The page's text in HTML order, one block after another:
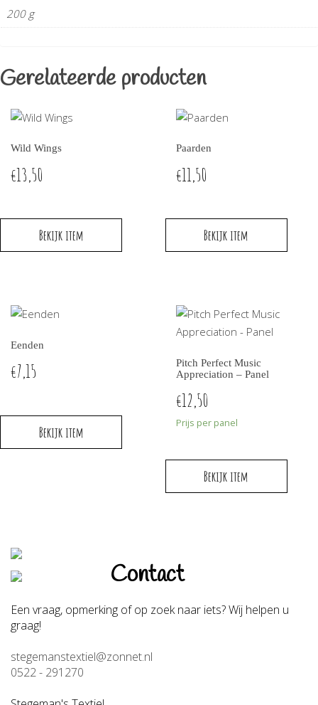
200 g
Gerelateerde producten
Wild Wings
€13,50
Bekijk item
Paarden
€11,50
Bekijk item
Eenden
€7,15
Bekijk item
Pitch Perfect Music
Appreciation – Panel
€12,50
Prijs per panel
Bekijk item
Contact
Een vraag, opmerking of op zoek naar iets? Wij helpen u
graag!
stegemanstextiel@zonnet.nl
0522 - 291270